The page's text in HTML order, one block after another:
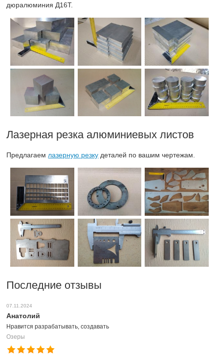
дюралюминия Д16Т.
Лазерная резка алюминиевых листов
Предлагаемлазерную резку деталей по вашим чертежам.
Последние отзывы
07.11.2024
Анатолий
Нравится разрабатывать, создавать
Озеры